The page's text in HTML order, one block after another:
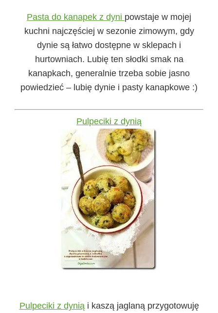
Pasta do kanapek z dyni powstaje w mojej
kuchni najczęściej w sezonie zimowym, gdy
dynie są łatwo dostępne w sklepach i
hurtowniach. Lubię ten słodki smak na
kanapkach, generalnie trzeba sobie jasno
powiedzieć – lubię dynie i pasty kanapkowe :)
Pulpeciki z dynią
Pulpeciki z dynią i kaszą jaglaną przygotowuję